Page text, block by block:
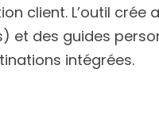
client. L’outil
et des guides
intégrées.